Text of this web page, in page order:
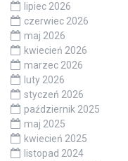
lipiec 2026
czerwiec 2026
maj 2026
kwiecień 2026
marzec 2026
luty 2026
styczeń 2026
październik 2025
maj 2025
kwiecień 2025
listopad 2024